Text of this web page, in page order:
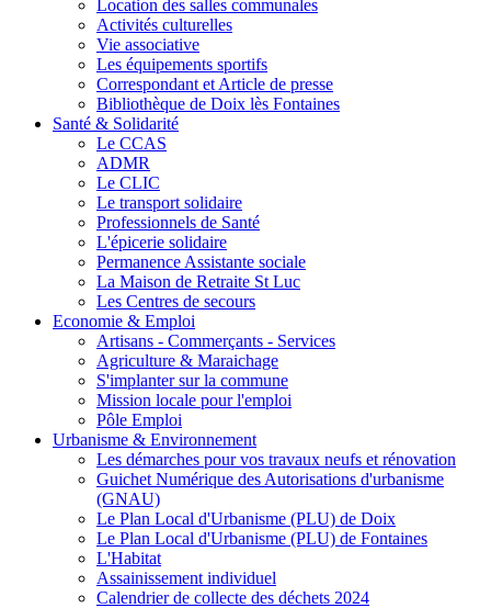
Location des salles communales
Activités culturelles
Vie associative
Les équipements sportifs
Correspondant et Article de presse
Bibliothèque de Doix lès Fontaines
Santé & Solidarité
Le CCAS
ADMR
Le CLIC
Le transport solidaire
Professionnels de Santé
L'épicerie solidaire
Permanence Assistante sociale
La Maison de Retraite St Luc
Les Centres de secours
Economie & Emploi
Artisans - Commerçants - Services
Agriculture & Maraichage
S'implanter sur la commune
Mission locale pour l'emploi
Pôle Emploi
Urbanisme & Environnement
Les démarches pour vos travaux neufs et rénovation
Guichet Numérique des Autorisations d'urbanisme
(GNAU)
Le Plan Local d'Urbanisme (PLU) de Doix
Le Plan Local d'Urbanisme (PLU) de Fontaines
L'Habitat
Assainissement individuel
Calendrier de collecte des déchets 2024